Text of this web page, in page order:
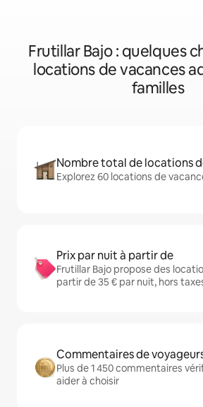
Frutillar Bajo : quelques
locations de vacances
familles
Nombre total de locations
Explorez 60 locations de
Prix par nuit à partir de
Frutillar Bajo propose des
partir de 35 € par nuit, hors
Commentaires de
Plus de 1 450 commentaires
aider à choisir